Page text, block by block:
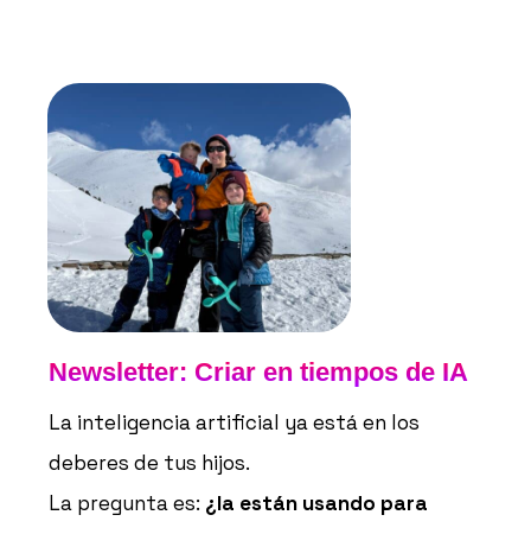
Newsletter: Criar en tiempos de IA
La inteligencia artificial ya está en los
deberes de tus hijos.
La pregunta es: ¿la están usando para